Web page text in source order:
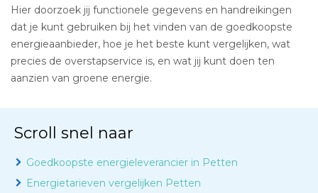
Hier doorzoek jij functionele gegevens en handreikingen
dat je kunt gebruiken bij het vinden van de goedkoopste
energieaanbieder, hoe je het beste kunt vergelijken, wat
precies de overstapservice is, en wat jij kunt doen ten
aanzien van groene energie.
Scroll snel naar
Goedkoopste energieleverancier in Petten
Energietarieven vergelijken Petten